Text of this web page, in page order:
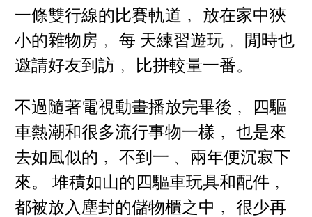
一條雙行線的比賽軌道﹐ 放在家中狹
小的雜物房﹐ 每 天練習遊玩﹐ 閒時也
邀請好友到訪﹐ 比拼較量一番。
不過隨著電視動畫播放完畢後﹐ 四驅
車熱潮和很多流行事物一樣﹐ 也是來
去如風似的﹐ 不到一﹑ 兩年便沉寂下
來。 堆積如山的四驅車玩具和配件﹐
都被放入塵封的儲物櫃之中﹐ 很少再